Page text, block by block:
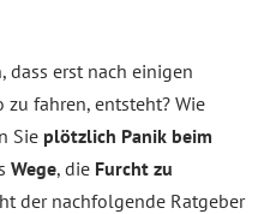
dass erst nach einigen
zu fahren, entsteht? Wie
Sie plötzlich Panik beim
Wege, die Furcht zu
der nachfolgende Ratgeber